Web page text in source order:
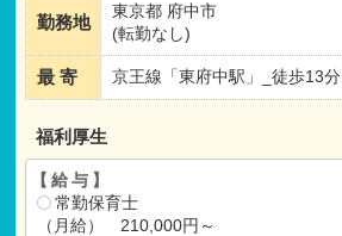
勤務地
東京都 府中市
(転勤なし)
最 寄 京王線「東府中駅」_徒歩13分
福利厚生
【給与】
常勤保育士
（月給） 210,000円～